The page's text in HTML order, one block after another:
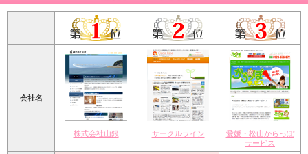
会社名
株式会社山銀 サークルライン
愛媛・松山からっぽ
サービス